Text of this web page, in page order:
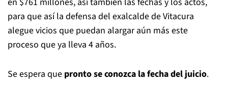
para que así la defensa del exalcalde de Vitacura
alegue vicios que puedan alargar aún más este
proceso que ya lleva 4 años.
Se espera que pronto se conozca la fecha del juicio.